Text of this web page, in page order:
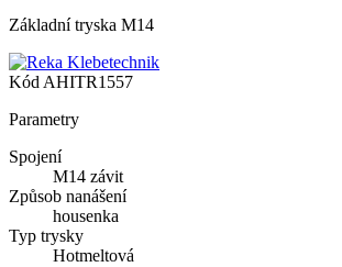
Základní tryska M14
KódAHITR1557
Parametry
Spojení
M14 závit
Způsob nanášení
housenka
Typ trysky
Hotmeltová